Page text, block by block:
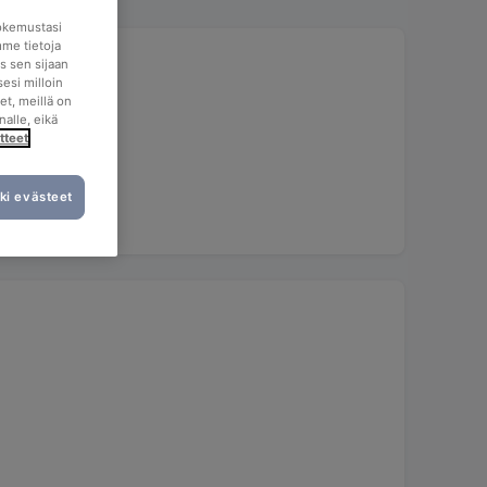
tietoja
sen sijaan
milloin
meillä on
eikä
evästeet